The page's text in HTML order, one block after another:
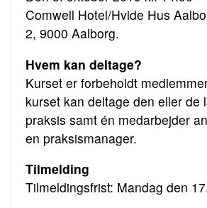
Comwell Hotel/Hvide Hus
2, 9000 Aalborg.
Hvem kan deltage?
Kurset er forbeholdt
kurset kan deltage den eller
praksis samt én medarbejder
en praksismanager.
Tilmelding
Tilmeldingsfrist: Mandag den